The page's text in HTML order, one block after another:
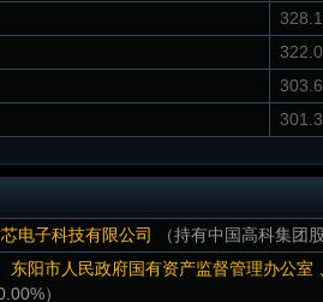
电子科技有限公司
（持有中国高科集团
东阳市人民政府国有资产监督管理办公室
）